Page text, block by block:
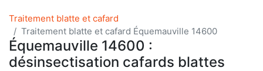
Traitement blatte et cafard
Traitement blatte et cafard Équemauville 14600
Équemauville 14600 :
désinsectisation cafards blattes